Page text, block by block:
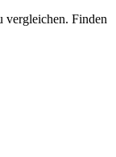
vergleichen. Finden